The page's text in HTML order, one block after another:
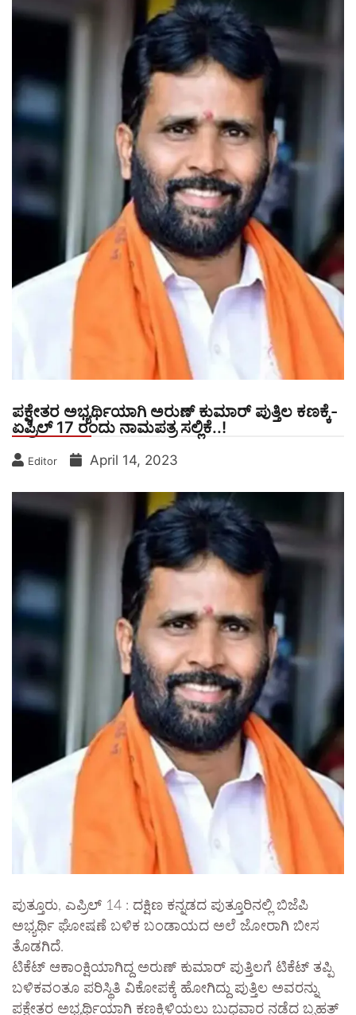
ಪಕ್ಷೇತರ ಅಭ್ಯರ್ಥಿಯಾಗಿ ಅರುಣ್ ಕುಮಾರ್ ಪುತ್ತಿಲ ಕಣಕ್ಕೆ-
ಏಪ್ರಿಲ್ 17 ರಂದು ನಾಮಪತ್ರ ಸಲ್ಲಿಕೆ..!
Editor April 14, 2023
ಪುತ್ತೂರು, ಎಪ್ರಿಲ್ 14 : ದಕ್ಷಿಣ ಕನ್ನಡದ ಪುತ್ತೂರಿನಲ್ಲಿ ಬಿಜೆಪಿ
ಅಭ್ಯರ್ಥಿ ಘೋಷಣೆ ಬಳಿಕ ಬಂಡಾಯದ ಅಲೆ ಜೋರಾಗಿ ಬೀಸ
ತೊಡಗಿದೆ.
ಟಿಕೆಟ್ ಆಕಾಂಕ್ಷಿಯಾಗಿದ್ದ ಅರುಣ್ ಕುಮಾರ್ ಪುತ್ತಿಲಗೆ ಟಿಕೆಟ್ ತಪ್ಪಿ
ಬಳಿಕವಂತೂ ಪರಿಸ್ಥಿತಿ ವಿಕೋಪಕ್ಕೆ ಹೋಗಿದ್ದು ಪುತ್ತಿಲ ಅವರನ್ನು
ಪಕ್ಷೇತರ ಅಭ್ಯರ್ಥಿಯಾಗಿ ಕಣಕ್ಕಿಳಿಯಲು ಬುಧವಾರ ನಡೆದ ಬೃಹತ್